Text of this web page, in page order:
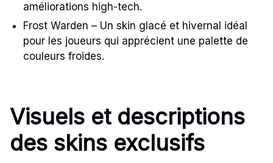
améliorations high-tech.
Frost Warden – Un skin glacé et hivernal idéal
pour les joueurs qui apprécient une palette de
couleurs froides.
Visuels et descriptions
des skins exclusifs